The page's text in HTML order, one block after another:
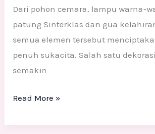
Dari pohon cemara, lampu warna-
patung Sinterklas dan gua
semua elemen tersebut
penuh sukacita. Salah satu
semakin
Read More »